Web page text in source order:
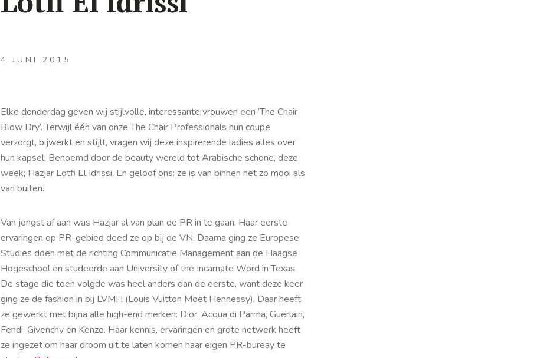
4 JUNI 2015
Elke donderdag geven wij stijlvolle, interessante vrouwen een ‘The Chair
Blow Dry’. Terwijl één van onze The Chair Professionals hun coupe
verzorgt, bijwerkt en stijlt, vragen wij deze inspirerende ladies alles over
hun kapsel. Benoemd door de beauty wereld tot Arabische schone, deze
week; Hazjar Lotfi El Idrissi. En geloof ons: ze is van binnen net zo mooi als
van buiten.
Van jongst af aan was Hazjar al van plan de PR in te gaan. Haar eerste
ervaringen op PR-gebied deed ze op bij de VN. Daarna ging ze Europese
Studies doen met de richting Communicatie Management aan de Haagse
Hogeschool en studeerde aan University of the Incarnate Word in Texas.
De stage die toen volgde was heel anders dan de eerste, want deze keer
ging ze de fashion in bij LVMH (Louis Vuitton Moët Hennessy). Daar heeft
ze gewerkt met bijna alle high-end merken: Dior, Acqua di Parma, Guerlain,
Fendi, Givenchy en Kenzo. Haar kennis, ervaringen en grote netwerk heeft
ze ingezet om haar droom uit te laten komen haar eigen PR-bureay te